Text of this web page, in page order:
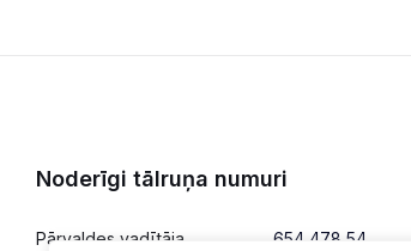
Noderīgi tālruņa numuri
Pārvaldes vadītāja 654 478 54